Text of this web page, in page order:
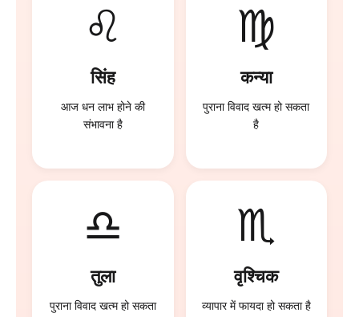
♌
सिंह
आज धन लाभ होने की
संभावना है
♍
कन्या
पुराना विवाद खत्म हो सकता
है
♎
तुला
पुराना विवाद खत्म हो सकता
♏
वृश्चिक
व्यापार में फायदा हो सकता है